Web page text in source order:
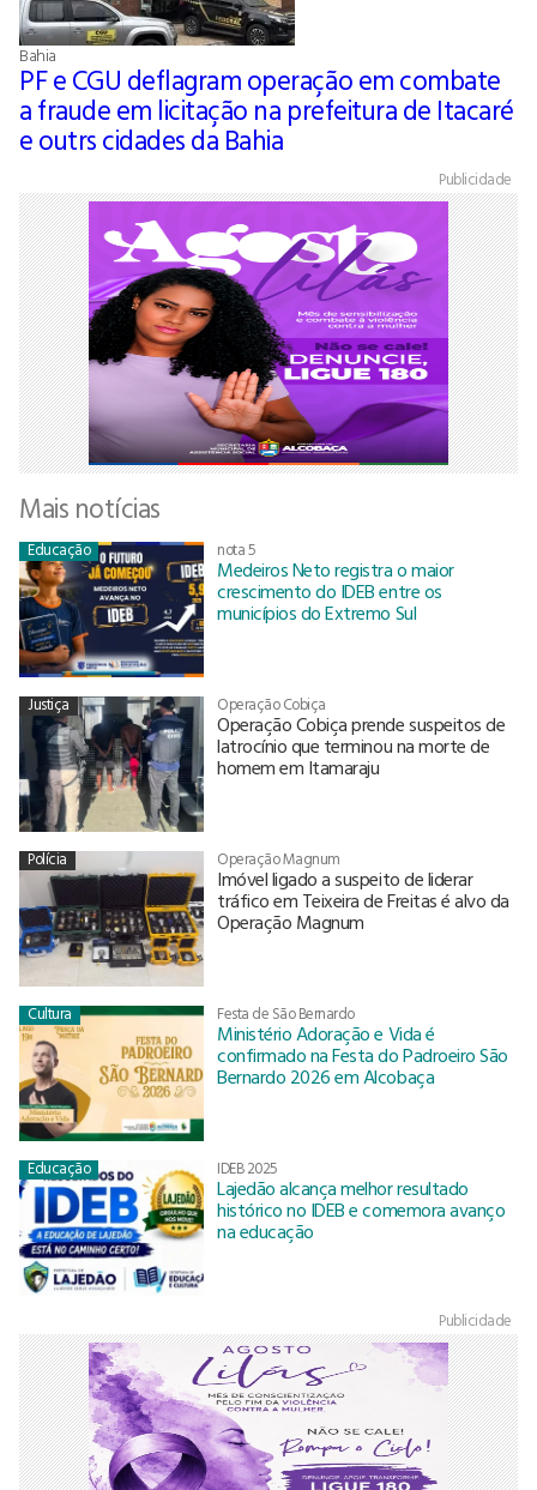
Bahia
PF e CGU deflagram operação em combate
a fraude em licitação na prefeitura de Itacaré
e outrs cidades da Bahia
Publicidade
Mais notícias
Educação nota 5
Medeiros Neto registra o maior
crescimento do IDEB entre os
municípios do Extremo Sul
Justiça Operação Cobiça
Operação Cobiça prende suspeitos de
latrocínio que terminou na morte de
homem em Itamaraju
Polícia Operação Magnum
Imóvel ligado a suspeito de liderar
tráfico em Teixeira de Freitas é alvo da
Operação Magnum
Cultura Festa de São Bernardo
Ministério Adoração e Vida é
confirmado na Festa do Padroeiro São
Bernardo 2026 em Alcobaça
Educação IDEB 2025
Lajedão alcança melhor resultado
histórico no IDEB e comemora avanço
na educação
Publicidade